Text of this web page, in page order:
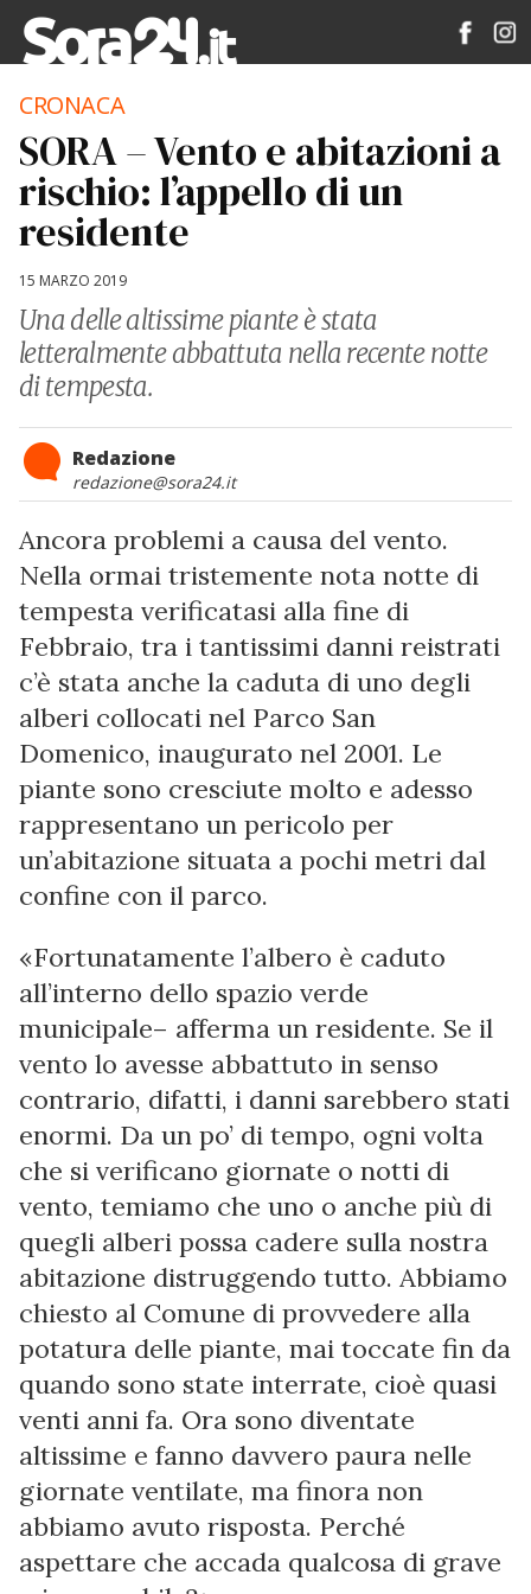
CRONACA
SORA – Vento e abitazioni a
rischio: l’appello di un
residente
15 MARZO 2019
Una delle altissime piante è stata
letteralmente abbattuta nella recente notte
di tempesta.
Redazione
redazione@sora24.it
Ancora problemi a causa del vento.
Nella ormai tristemente nota notte di
tempesta verificatasi alla fine di
Febbraio, tra i tantissimi danni reistrati
c’è stata anche la caduta di uno degli
alberi collocati nel Parco San
Domenico, inaugurato nel 2001. Le
piante sono cresciute molto e adesso
rappresentano un pericolo per
un’abitazione situata a pochi metri dal
confine con il parco.
«Fortunatamente l’albero è caduto
all’interno dello spazio verde
municipale– afferma un residente. Se il
vento lo avesse abbattuto in senso
contrario, difatti, i danni sarebbero stati
enormi. Da un po’ di tempo, ogni volta
che si verificano giornate o notti di
vento, temiamo che uno o anche più di
quegli alberi possa cadere sulla nostra
abitazione distruggendo tutto. Abbiamo
chiesto al Comune di provvedere alla
potatura delle piante, mai toccate fin da
quando sono state interrate, cioè quasi
venti anni fa. Ora sono diventate
altissime e fanno davvero paura nelle
giornate ventilate, ma finora non
abbiamo avuto risposta. Perché
aspettare che accada qualcosa di grave